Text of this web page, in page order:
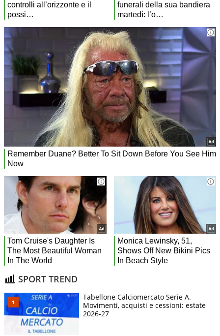
SPORT TREND
Tabellone Calciomercato Serie A.
Movimenti, acquisti e cessioni: estate
2026-27